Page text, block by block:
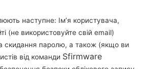
оновлення прошивки для
відповідає номер моделі
NEPAL. Продукт
MODEM версия
наступне: Ім’я користувача,
(не використовуйте свій email)
скидання паролю, а також (якщо ви
від команди Sfirmware